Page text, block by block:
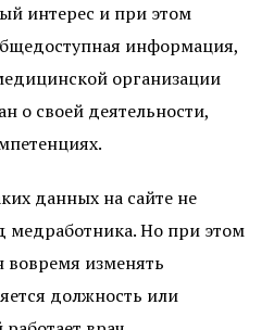
интерес и при этом
информация,
организации
о своей деятельности,
данных на сайте не
медработника. Но при этом
изменять
должность или